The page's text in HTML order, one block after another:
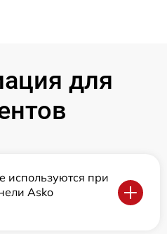
для
используются при
Asko